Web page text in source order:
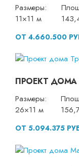
Размеры:
11×11 м
ОТ 4.660.500
ПРОЕКТ ДОМА
Размеры:
26×11 м
ОТ 5.094.375